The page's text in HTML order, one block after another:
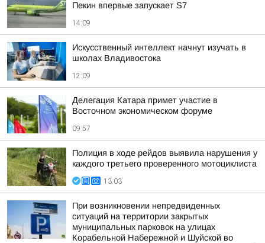
Пекин впервые запускает S7
14:09
Искусственный интеллект начнут изучать в
школах Владивостока
12:09
Делегация Катара примет участие в
Восточном экономическом форуме
09:57
Полиция в ходе рейдов выявила нарушения у
каждого третьего проверенного мотоциклиста
13:03
При возникновении непредвиденных
ситуаций на территории закрытых
муниципальных парковок на улицах
Корабельной Набережной и Шуйской во